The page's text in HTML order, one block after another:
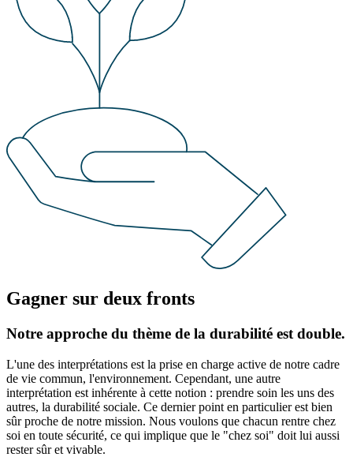
Gagner sur deux fronts
Notre approche du thème de la durabilité est double.
L'une des interprétations est la prise en charge active de notre cadre
de vie commun, l'environnement. Cependant, une autre
interprétation est inhérente à cette notion : prendre soin les uns des
autres, la durabilité sociale. Ce dernier point en particulier est bien
sûr proche de notre mission. Nous voulons que chacun rentre chez
soi en toute sécurité, ce qui implique que le "chez soi" doit lui aussi
rester sûr et vivable.